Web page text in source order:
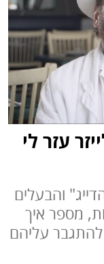
עזר לי
והבעלים
מספר איך
להתגבר עליהם